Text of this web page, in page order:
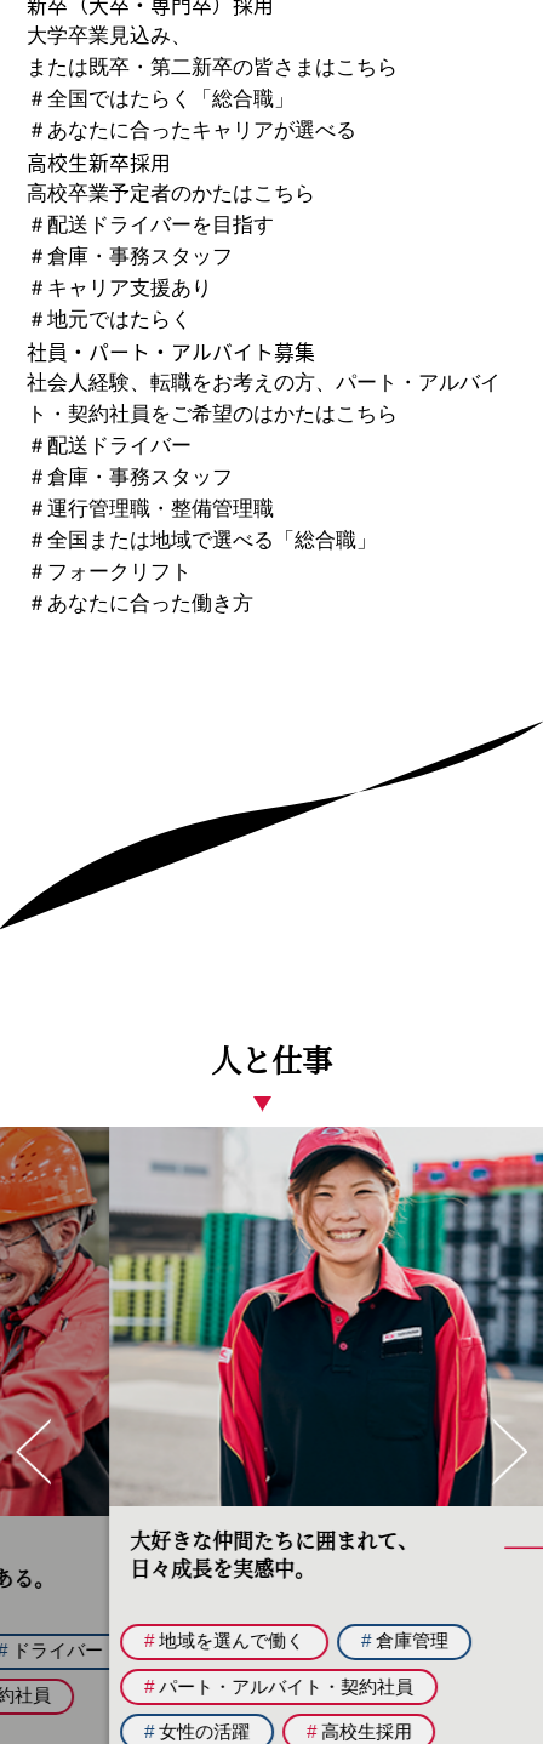
大学卒業見込み、
または既卒・第二新卒の皆さまはこちら
＃全国ではたらく「総合職」
＃ あなたに合ったキャリアが選べる
高校生新卒採用
高校卒業予定者のかたはこちら
＃配送ドライバーを目指す
＃倉庫・事務スタッフ
＃ キャリア支援あり
＃地元ではたらく
社員・パート・アルバイト募集
社会人経験、転職をお考えの方、パート・アルバイ
ト・契約社員をご希望のはかたはこちら
＃配送ドライバー
＃倉庫・事務スタッフ
＃運行管理職・整備管理職
＃全国または地域で選べる「総合職」
＃ フォークリフト
＃ あなたに合った働き方
人と仕事
ー
大好きな仲間たちに囲まれて、
日々成長を実感中。
#パート・アルバイト・契約社員
# 女性の活躍 #高校生採用
#
Pr
ev
io
us
Ne
xt